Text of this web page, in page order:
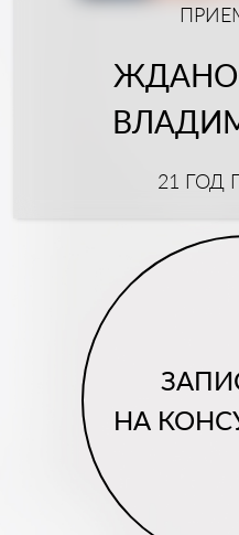
21 ГОД
НА